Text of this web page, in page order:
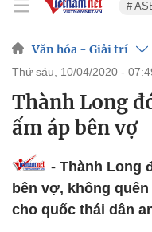
#
Văn hóa - Giải trí
thứ sáu, 10/04/2020 -
Thành Long
ấm áp bên vợ
- Thành Long
bên vợ, không
cho quốc thái dân